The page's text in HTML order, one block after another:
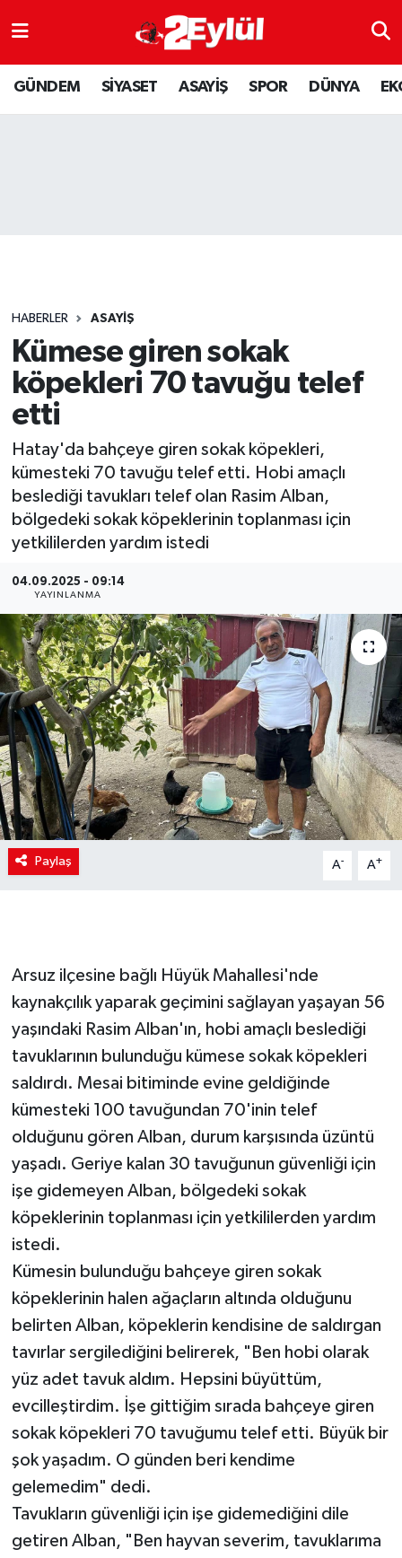
GÜNDEM SİYASET ASAYİŞ SPOR DÜNYA
HABERLER ASAYİŞ
Kümese giren sokak
köpekleri 70 tavuğu telef
etti
Hatay'da bahçeye giren sokak köpekleri,
kümesteki 70 tavuğu telef etti. Hobi amaçlı
beslediği tavukları telef olan Rasim Alban,
bölgedeki sokak köpeklerinin toplanması için
yetkililerden yardım istedi
04.09.2025 - 09:14
YAYINLANMA
Paylaş A- A+
Arsuz ilçesine bağlı Hüyük Mahallesi'nde
kaynakçılık yaparak geçimini sağlayan yaşayan 56
yaşındaki Rasim Alban'ın, hobi amaçlı beslediği
tavuklarının bulunduğu kümese sokak köpekleri
saldırdı. Mesai bitiminde evine geldiğinde
kümesteki 100 tavuğundan 70'inin telef
olduğunu gören Alban, durum karşısında üzüntü
yaşadı. Geriye kalan 30 tavuğunun güvenliği için
işe gidemeyen Alban, bölgedeki sokak
köpeklerinin toplanması için yetkililerden yardım
istedi.
Kümesin bulunduğu bahçeye giren sokak
köpeklerinin halen ağaçların altında olduğunu
belirten Alban, köpeklerin kendisine de saldırgan
tavırlar sergilediğini belirerek, "Ben hobi olarak
yüz adet tavuk aldım. Hepsini büyüttüm,
evcilleştirdim. İşe gittiğim sırada bahçeye giren
sokak köpekleri 70 tavuğumu telef etti. Büyük bir
şok yaşadım. O günden beri kendime
gelemedim" dedi.
Tavukların güvenliği için işe gidemediğini dile
getiren Alban, "Ben hayvan severim, tavuklarıma
ASAYİŞ
DÜNYA
SPOR
YAŞAM
Nöbetçi Eczaneler
Hava Durumu
Son Dakika Haberleri
Haber Arşivi